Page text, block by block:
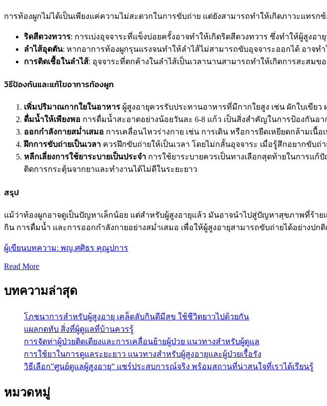
การท้องผูกไม่ได้เป็นเพียงแค่ความไม่สะดวกในการขับถ่าย แต่ยังสามารถทำให้เกิดภาวะแทรก
ริดสีดวงทวาร: การเบ่งอุจจาระที่แข็งบ่อยครั้งอาจทำให้เกิดริดสีดวงทวาร ซึ่งทำให้ผู้สูงอา
ลำไส้อุดตัน: หากอาการท้องผูกรุนแรงจนทำให้ลำไส้ไม่สามารถขับอุจจาระออกได้ อาจท
การติดเชื้อในลำไส้: อุจจาระที่ตกค้างในลำไส้เป็นเวลานานสามารถทำให้เกิดการสะสม
วิธีป้องกันและแก้ไขอาการท้องผูก
เพิ่มปริมาณกากใยในอาหาร ผู้สูงอายุควรรับประทานอาหารที่มีกากใยสูง เช่น ผักใบเขีย
ดื่มน้ำให้เพียงพอ การดื่มน้ำสะอาดอย่างน้อยวันละ 6-8 แก้ว เป็นสิ่งสำคัญในการป้องกันอ
ออกกำลังกายสม่ำเสมอ การเคลื่อนไหวร่างกาย เช่น การเดิน หรือการยืดเหยียดกล้ามเ
ฝึกการขับถ่ายเป็นเวลา ควรฝึกขับถ่ายให้เป็นเวลา โดยไม่กลั้นอุจจาระ เมื่อรู้สึกอยากขับ
หลีกเลี่ยงการใช้ยาระบายเป็นประจำ การใช้ยาระบายควรเป็นทางเลือกสุดท้ายในการแ
ติดการกระตุ้นจากยาและทำงานได้ไม่ดีในระยะยาว
สรุป
แม้ว่าท้องผูกอาจดูเป็นปัญหาเล็กน้อย แต่สำหรับผู้สูงอายุแล้ว มันอาจนำไปสู่ปัญหาสุขภาพที่ร้า
กิน การดื่มน้ำ และการออกกำลังกายอย่างสม่ำเสมอ เพื่อให้ผู้สูงอายุสามารถขับถ่ายได้อย่างป
ผู้เขียนบทความ: พญ.ศศิธร คุณูปการ
Read More
บทความล่าสุด
โภชนาการสำหรับผู้สูงอายุ เคล็ดลับกินดีมีสุข ใช้ชีวิตยาวไปด้วยกัน
แผลกดทับ สิ่งที่ผู้ดูแลที่บ้านควรรู้
การจัดท่าผู้ป่วยติดเตียงและการเคลื่อนย้ายผู้ป่วย แนวทางสำหรับผู้ดูแล
การใช้ยาในการดูแลระยะยาว แนวทางสำหรับผู้สูงอายุและผู้ป่วยเรื้อรัง
วิธีเลือก”ศูนย์ดูแลผู้สูงอายุ” แชร์ประสบการณ์จริง พร้อมสถานที่น่าสนใจที่เราได้เรียนรู้
หมวดหมู่